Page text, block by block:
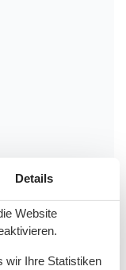
Details
Website
wir Ihre Statistiken